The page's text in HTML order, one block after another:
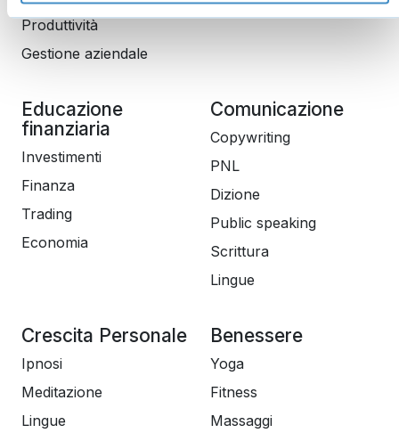
Produttività
Gestione aziendale
Educazione
finanziaria
Investimenti
Finanza
Trading
Economia
Comunicazione
Copywriting
PNL
Dizione
Public speaking
Scrittura
Lingue
Crescita Personale
Ipnosi
Meditazione
Lingue
Benessere
Yoga
Fitness
Massaggi